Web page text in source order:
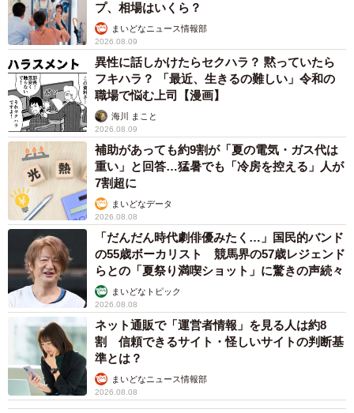
博多南駅前の様子。マンションやスーパー、飲食店が点在していまし
た。あと、飛行機が意外と近くを飛んでいました
プ、相場はいくら？
まいどなニュース情報部
2026.08.09
異性に話しかけたらセクハラ？ 黙っていたら
フキハラ？ 「最近、生きるの難しい」令和の
職場で悩む上司【漫画】
海川 まこと
2026.08.09
補助があっても約9割が「夏の電気・ガス代は
重い」と回答…猛暑でも「冷房を控える」人が
7割超に
まいどなデータ
2026.08.08
「だんだん時代劇俳優みたく…」国民的バンド
の55歳ボーカリスト 競馬界の57歳レジェンド
らとの「夏祭り満喫ショット」に驚きの声続々
まいどなトピック
2026.08.08
ネット通販で「運営者情報」を見る人は約8
割 信頼できるサイト・怪しいサイトの判断基
準とは？
まいどなニュース情報部
2026.08.08